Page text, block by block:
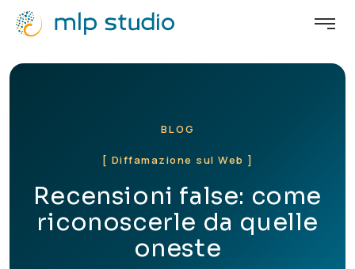
BLOG
[ Diffamazione sul Web ]
Recensioni false: come
riconoscerle da quelle
oneste